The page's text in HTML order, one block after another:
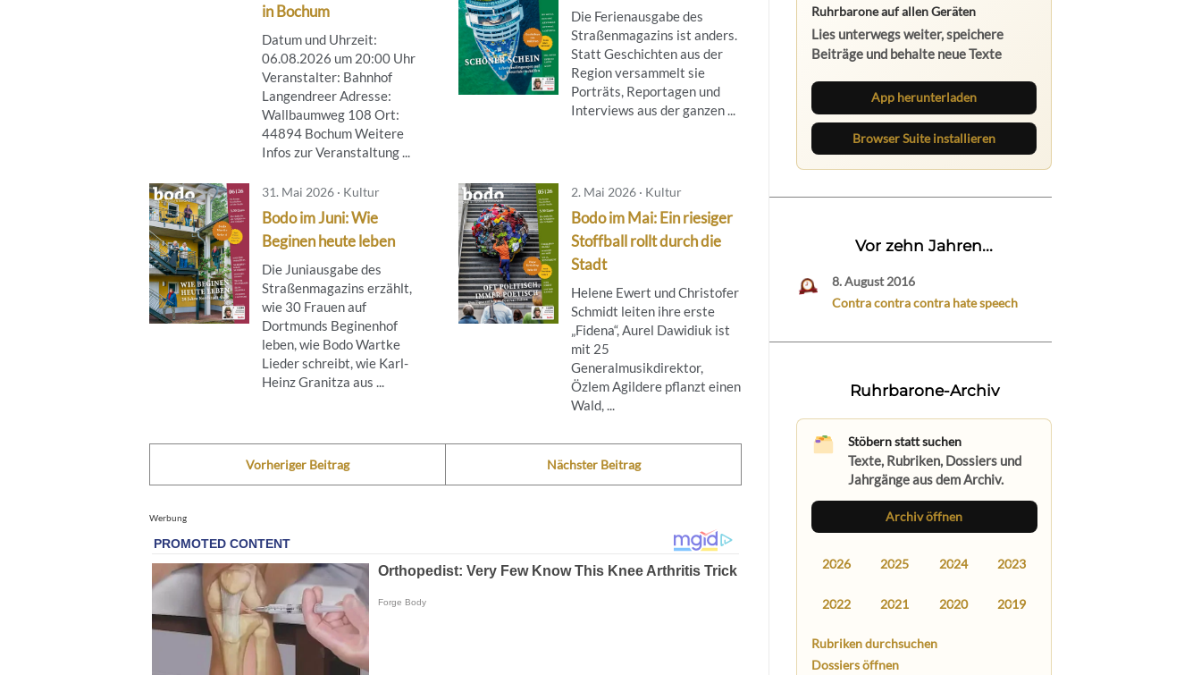
in Bochum
Datum und Uhrzeit:
06.08.2026 um 20:00 Uhr
Veranstalter: Bahnhof
Langendreer Adresse:
Wallbaumweg 108 Ort:
44894 Bochum Weitere
Infos zur Veranstaltung ...
Die Ferienausgabe des
Straßenmagazins ist anders.
Statt Geschichten aus der
Region versammelt sie
Porträts, Reportagen und
Interviews aus der ganzen ...
31. Mai 2026 · Kultur
Bodo im Juni: Wie
Beginen heute leben
Die Juniausgabe des
Straßenmagazins erzählt,
wie 30 Frauen auf
Dortmunds Beginenhof
leben, wie Bodo Wartke
Lieder schreibt, wie Karl-
Heinz Granitza aus ...
2. Mai 2026 · Kultur
Bodo im Mai: Ein riesiger
Stoffball rollt durch die
Stadt
Helene Ewert und Christofer
Schmidt leiten ihre erste
„Fidena“, Aurel Dawidiuk ist
mit 25
Generalmusikdirektor,
Özlem Agildere pflanzt einen
Wald, ...
Vorheriger Beitrag Nächster Beitrag
Werbung
Ruhrbarone auf allen Geräten
Lies unterwegs weiter, speichere
Beiträge und behalte neue Texte
App herunterladen
Browser Suite installieren
Vor zehn Jahren...
8. August 2016
Contra contra contra hate speech
Ruhrbarone-Archiv
Stöbern statt suchen
Texte, Rubriken, Dossiers und
Jahrgänge aus dem Archiv.
Archiv öffnen
2026 2025 2024 2023
2022 2021 2020 2019
Rubriken durchsuchen
Dossiers öffnen